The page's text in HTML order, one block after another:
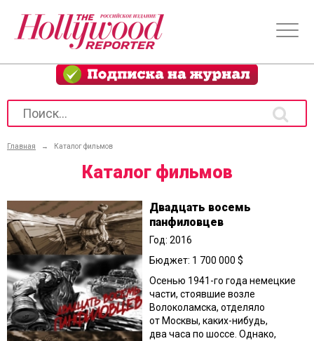
Главная → Каталог фильмов
Каталог фильмов
Двадцать восемь
панфиловцев
Год: 2016
Бюджет: 1 700 000 $
Осенью 1941-го года немецкие
части, стоявшие возле
Волоколамска, отделяло
от Москвы, каких-нибудь,
два часа по шоссе. Однако,